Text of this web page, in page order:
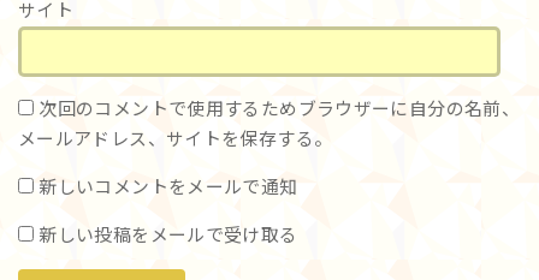
サイト
次回のコメントで使用するためブラウザーに自分の名前、
メールアドレス、サイトを保存する。
新しいコメントをメールで通知
新しい投稿をメールで受け取る